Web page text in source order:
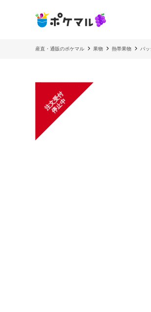
産直・通販のポケマル 果物 熱帯果物 パ
注
文
受
付
停
止
中